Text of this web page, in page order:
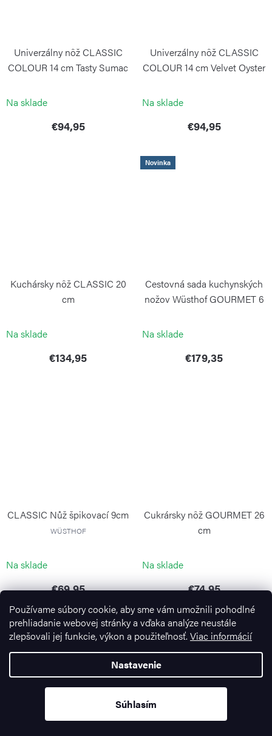
Používame súbory cookie, aby sme vám umožnili pohodlné
prehliadanie webovej stránky a vďaka analýze neustále
zlepšovali jej funkcie, výkon a použiteľnosť. Viac informácií
Nastavenie
Súhlasím
Univerzálny nôž CLASSIC
COLOUR 14 cm Tasty Sumac
Na sklade
€94,95
Univerzálny nôž CLASSIC
COLOUR 14 cm Velvet Oyster
Na sklade
€94,95
Kuchársky nôž CLASSIC 20
cm
Na sklade
€134,95
Novinka
Cestovná sada kuchynských
nožov Wüsthof GOURMET 6
Na sklade
€179,35
CLASSIC Nůž špikovací 9cm
WÜSTHOF
Na sklade
€69,95
Cukrársky nôž GOURMET 26
cm
Na sklade
€74,95